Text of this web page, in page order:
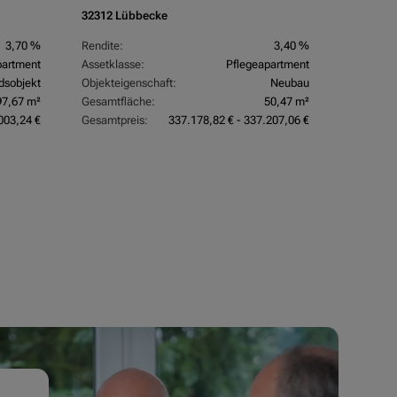
3,70 %
m²
€
32312 Lübbecke
Rendite:
3,40 %
Assetklasse:
Pflegeapartment
Objekteigenschaft:
Neubau
Gesamtfläche:
50,47 m²
Gesamtpreis:
337.178,82 € - 337.207,06 €